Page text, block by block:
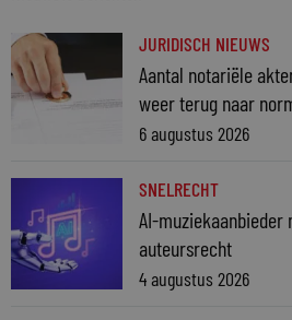
JURIDISCH NIEUWS
Aantal notariële
weer terug naar
6 augustus 2026
SNELRECHT
AI-muziekaanbieder
auteursrecht
4 augustus 2026